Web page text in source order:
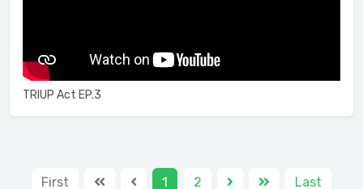
TRIUP Act EP.3
First 1 2 Last